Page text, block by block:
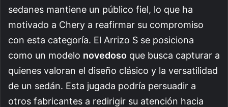
sedanes mantiene un público fiel, lo que ha
motivado a Chery a reafirmar su compromiso
con esta categoría. El Arrizo S se posiciona
como un modelo novedoso que busca capturar a
quienes valoran el diseño clásico y la versatilidad
de un sedán. Esta jugada podría persuadir a
otros fabricantes a redirigir su atención hacia